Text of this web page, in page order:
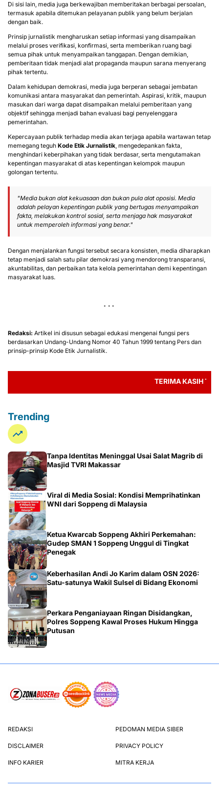
Di sisi lain, media juga berkewajiban memberitakan berbagai persoalan,
termasuk apabila ditemukan pelayanan publik yang belum berjalan
dengan baik.
Prinsip jurnalistik mengharuskan setiap informasi yang disampaikan
melalui proses verifikasi, konfirmasi, serta memberikan ruang bagi
semua pihak untuk menyampaikan tanggapan. Dengan demikian,
pemberitaan tidak menjadi alat propaganda maupun sarana menyerang
pihak tertentu.
Dalam kehidupan demokrasi, media juga berperan sebagai jembatan
komunikasi antara masyarakat dan pemerintah. Aspirasi, kritik, maupun
masukan dari warga dapat disampaikan melalui pemberitaan yang
objektif sehingga menjadi bahan evaluasi bagi penyelenggara
pemerintahan.
Kepercayaan publik terhadap media akan terjaga apabila wartawan tetap
memegang teguh Kode Etik Jurnalistik, mengedepankan fakta,
menghindari keberpihakan yang tidak berdasar, serta mengutamakan
kepentingan masyarakat di atas kepentingan kelompok maupun
golongan tertentu.
"Media bukan alat kekuasaan dan bukan pula alat oposisi. Media
adalah pelayan kepentingan publik yang bertugas menyampaikan
fakta, melakukan kontrol sosial, serta menjaga hak masyarakat
untuk memperoleh informasi yang benar."
Dengan menjalankan fungsi tersebut secara konsisten, media diharapkan
tetap menjadi salah satu pilar demokrasi yang mendorong transparansi,
akuntabilitas, dan perbaikan tata kelola pemerintahan demi kepentingan
masyarakat luas.
Redaksi: Artikel ini disusun sebagai edukasi mengenai fungsi pers
berdasarkan Undang-Undang Nomor 40 Tahun 1999 tentang Pers dan
prinsip-prinsip Kode Etik Jurnalistik.
TERIMA KASIH TELAH
Trending
Tanpa Identitas Meninggal Usai Salat Magrib di
Masjid TVRI Makassar
Viral di Media Sosial: Kondisi Memprihatinkan
WNI dari Soppeng di Malaysia
Ketua Kwarcab Soppeng Akhiri Perkemahan:
Gudep SMAN 1 Soppeng Unggul di Tingkat
Penegak
Keberhasilan Andi Jo Karim dalam OSN 2026:
Satu-satunya Wakil Sulsel di Bidang Ekonomi
Perkara Penganiayaan Ringan Disidangkan,
Polres Soppeng Kawal Proses Hukum Hingga
Putusan
REDAKSI PEDOMAN MEDIA SIBER
DISCLAIMER PRIVACY POLICY
INFO KARIER MITRA KERJA